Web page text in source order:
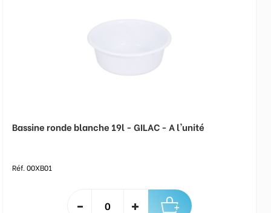
Bassine ronde blanche 19l - GILAC - A l'unité
Réf. 00XB01